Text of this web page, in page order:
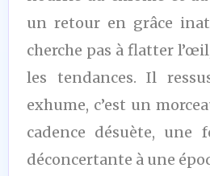
un retour en grâce
cherche pas à flatter
les tendances. Il
exhume, c’est un
cadence désuète, une
déconcertante à une